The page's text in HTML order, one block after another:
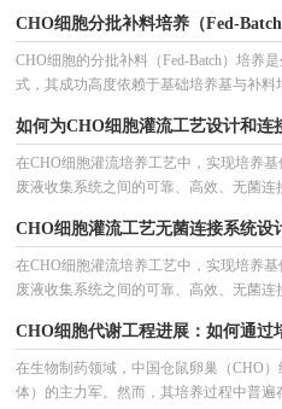
变量，共同构成了种子链的核心“生理时
互作用，深远地影响着生产阶段的细胞生
及工艺稳健性。本文将系统解析这三者
线。
CHO细胞分批补料培养（Fed-
养基与补料培养基筛选
CHO细胞的分批补料（Fed-Batch）培养
式，其成功高度依赖于基础培养基与补
酸、氨）过度积累。本文将系统阐述
科学、高效的实验设计（DoE）策略，对
选与优化。内容涵盖从初筛（基于细胞
如何为CHO细胞灌流工艺设计和连
与废液收集系统？
在CHO细胞灌流培养工艺中，实现培养
废液收集系统之间的可靠、高效、无菌
更灵活、风险更低的一次性无菌连接技
细胞灌流工艺设计和搭建一套完整的无
袋/桶的选择、无菌连接技术的比较与选
器（S
CHO细胞灌流工艺无菌连接系统设
液收集的全链路指南
在CHO细胞灌流培养工艺中，实现培养
废液收集系统之间的可靠、高效、无菌
更灵活、风险更低的一次性无菌连接技
细胞灌流工艺设计和搭建一套完整的无
袋/桶的选择、无菌连接技术的比较与选
CHO细胞代谢工程进展：如何通过
实现“低乳酸”表型？
在生物制药领域，中国仓鼠卵巢（CHO
体）的主力军。然而，其培养过程中普